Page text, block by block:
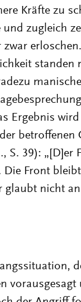
Kräfte zu
zugleich
zwar
standen
Ergebnis
betroffenen
S. 39): „[D]er
Die Front
glaubt nicht